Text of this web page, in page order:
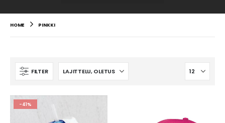
HOME PINKKI
FILTER
-41%